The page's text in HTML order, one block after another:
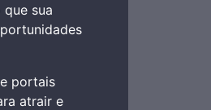
sua
portais
atrair e